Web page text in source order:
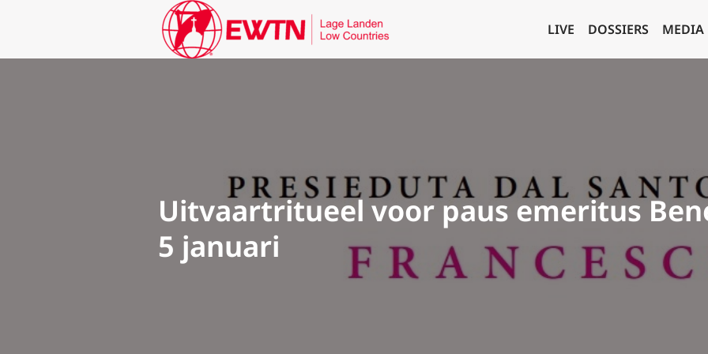
LIVE DOSSIERS MEDIA
Uitvaartritueel voor paus emeritus
5 januari